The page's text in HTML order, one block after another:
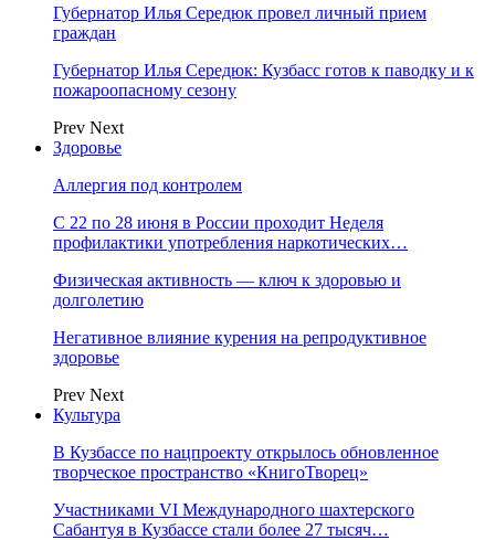
Губернатор Илья Середюк провел личный прием
граждан
Губернатор Илья Середюк: Кузбасс готов к паводку и к
пожароопасному сезону
Prev Next
Здоровье
Аллергия под контролем
С 22 по 28 июня в России проходит Неделя
профилактики употребления наркотических…
Физическая активность — ключ к здоровью и
долголетию
Негативное влияние курения на репродуктивное
здоровье
Prev Next
Культура
В Кузбассе по нацпроекту открылось обновленное
творческое пространство «КнигоТворец»
Участниками VI Международного шахтерского
Сабантуя в Кузбассе стали более 27 тысяч…